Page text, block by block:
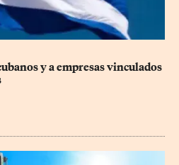
y a empresas vinculados